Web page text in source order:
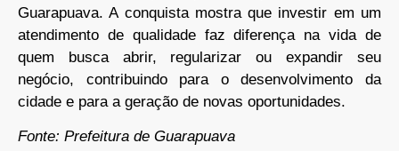
Guarapuava. A conquista mostra que investir em um
atendimento de qualidade faz diferença na vida de
quem busca abrir, regularizar ou expandir seu
negócio, contribuindo para o desenvolvimento da
cidade e para a geração de novas oportunidades.
Fonte: Prefeitura de Guarapuava